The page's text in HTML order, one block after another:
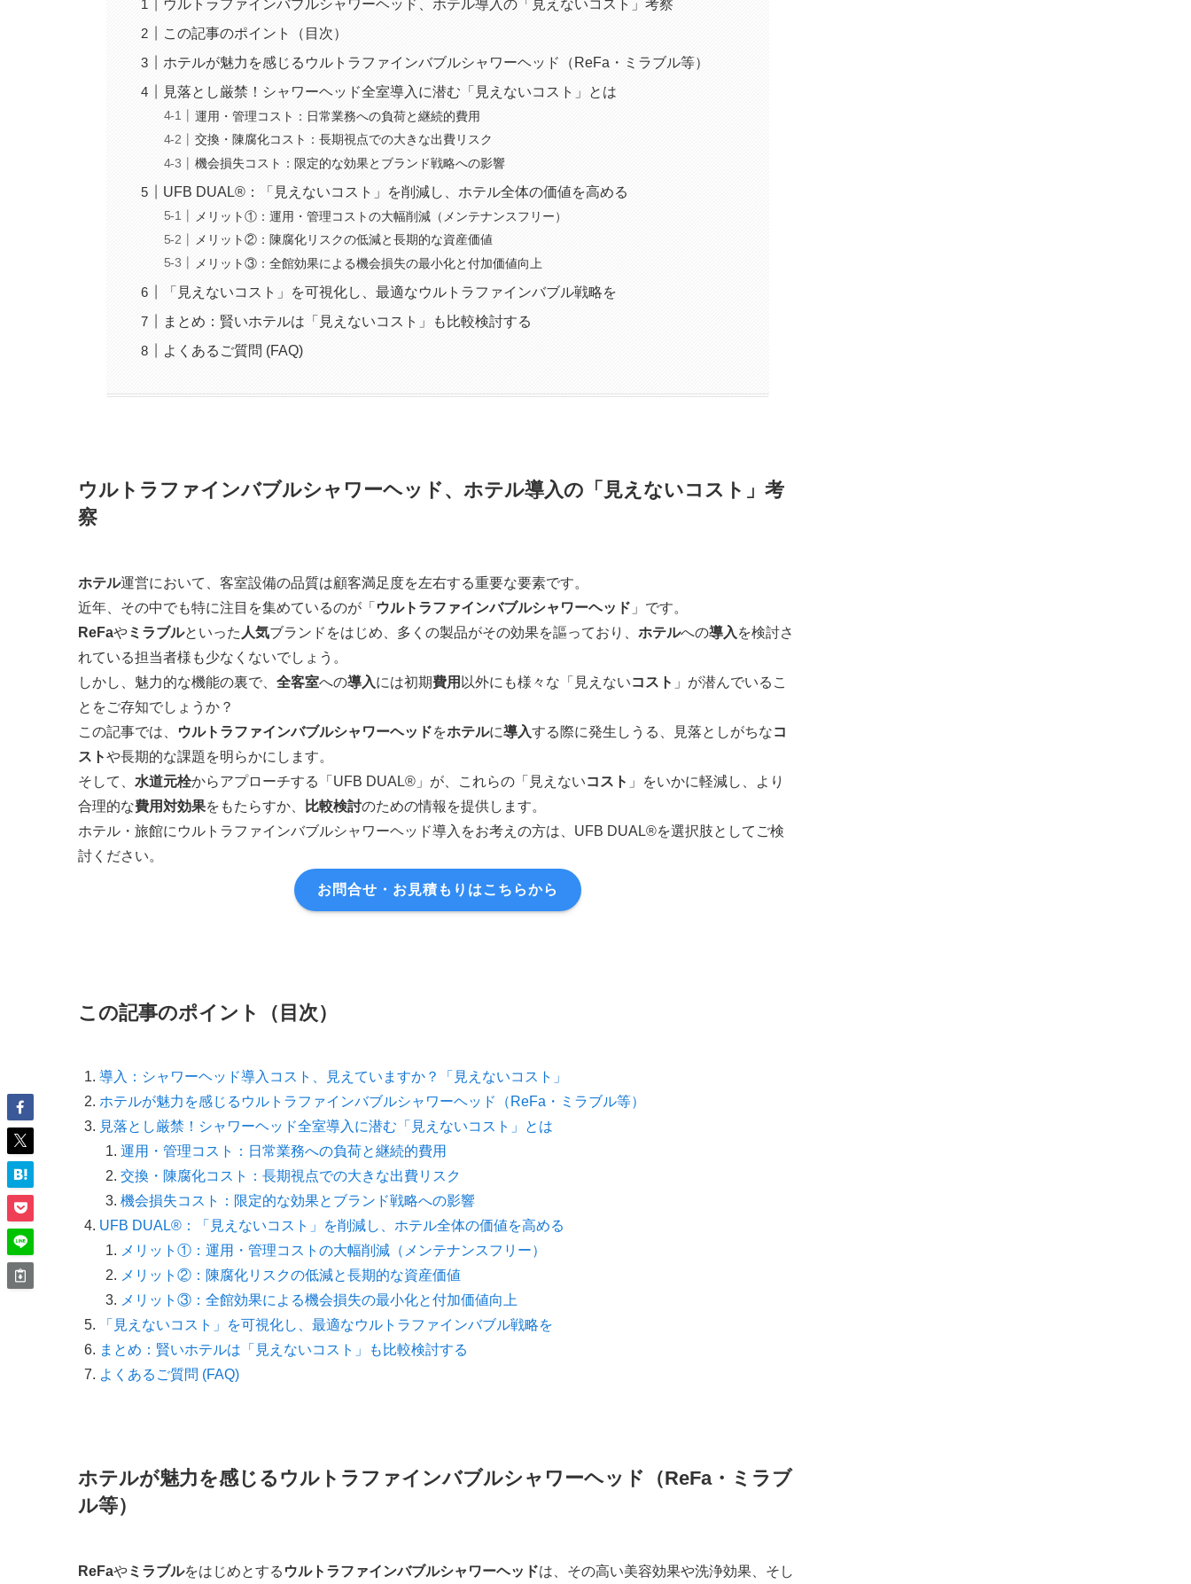
ウルトラファインバブルシャワーヘッド、ホテル導入の「見えないコスト」考察
この記事のポイント（目次）
ホテルが魅力を感じるウルトラファインバブルシャワーヘッド（ReFa・ミラブル等）
見落とし厳禁！シャワーヘッド全室導入に潜む「見えないコスト」とは
運用・管理コスト：日常業務への負荷と継続的費用
交換・陳腐化コスト：長期視点での大きな出費リスク
機会損失コスト：限定的な効果とブランド戦略への影響
UFB DUAL®：「見えないコスト」を削減し、ホテル全体の価値を高める
メリット①：運用・管理コストの大幅削減（メンテナンスフリー）
メリット②：陳腐化リスクの低減と長期的な資産価値
メリット③：全館効果による機会損失の最小化と付加価値向上
「見えないコスト」を可視化し、最適なウルトラファインバブル戦略を
まとめ：賢いホテルは「見えないコスト」も比較検討する
よくあるご質問 (FAQ)
ウルトラファインバブルシャワーヘッド、ホテル導入の「見えないコスト」考
察
ホテル運営において、客室設備の品質は顧客満足度を左右する重要な要素です。
近年、その中でも特に注目を集めているのが「 ウルトラファインバブルシャワーヘッド 」です。
ReFaやミラブルといった 人気ブランドをはじめ、多くの製品がその効果を謳っており、 ホテルへの導入 を検討さ
れている担当者様も少なくないでしょう。
しかし、魅力的な機能の裏で、 全客室への導入には初期費用 以外にも様々な「見えないコスト 」が潜んでいるこ
とをご存知でしょうか？
この記事では、
ウルトラファインバブルシャワーヘッドをホテルに導入する際に発生しうる、見落としがちなコ
ストや長期的な課題を明らかにします。
そして、 水道元栓からアプローチする「UFB DUAL®」が、これらの「見えないコスト 」をいかに軽減し、より
合理的な費用対効果をもたらすか、 比較検討のための情報を提供します。
ホテル・旅館にウルトラファインバブルシャワーヘッド導入をお考えの方は、UFB DUAL®を選択肢としてご検
討ください。
お問合せ・お見積もりはこちらから
この記事のポイント（目次）
導入：シャワーヘッド導入コスト、見えていますか？「見えないコスト」
ホテルが魅力を感じるウルトラファインバブルシャワーヘッド（ReFa・ミラブル等）
見落とし厳禁！シャワーヘッド全室導入に潜む「見えないコスト」とは
運用・管理コスト：日常業務への負荷と継続的費用
交換・陳腐化コスト：長期視点での大きな出費リスク
機会損失コスト：限定的な効果とブランド戦略への影響
UFB DUAL®：「見えないコスト」を削減し、ホテル全体の価値を高める
メリット①：運用・管理コストの大幅削減（メンテナンスフリー）
メリット②：陳腐化リスクの低減と長期的な資産価値
メリット③：全館効果による機会損失の最小化と付加価値向上
「見えないコスト」を可視化し、最適なウルトラファインバブル戦略を
まとめ：賢いホテルは「見えないコスト」も比較検討する
よくあるご質問 (FAQ)
ホテルが魅力を感じるウルトラファインバブルシャワーヘッド（ReFa・ミラブ
ル等）
ReFaやミラブルをはじめとする ウルトラファインバブルシャワーヘッドは、その高い美容効果や洗浄効果、そし